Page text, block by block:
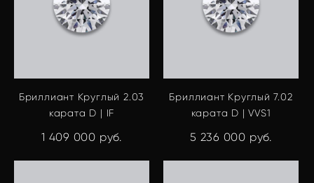
Бриллиант Круглый 2.03
карата D | IF
1 409 000 pуб.
Бриллиант Круглый 7.02
карата D | VVS1
5 236 000 pуб.